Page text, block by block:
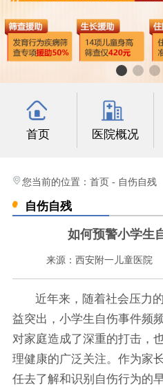
行为发育科
小儿内分泌科
光影纪实
首页 医院概况
您当前的位置： 首页 - 自伤自残
自伤自残
如何预警小学生
来源：西安附一儿童医院
近年来，随着社会压力
益突出，小学生自伤事件频
对家庭造成了深重的打击，
理健康的广泛关注。作为家
任去了解和识别自伤行为的